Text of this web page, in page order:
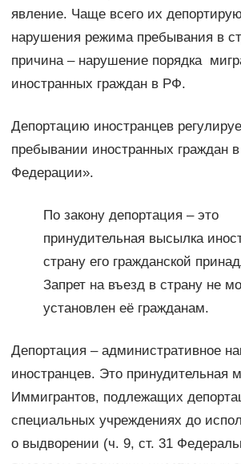
явление. Чаще всего их
нарушения режима пребывания в
причина – нарушение порядка
иностранных граждан в РФ.
Депортацию иностранцев
пребывании иностранных граждан
Федерации».
По закону депортация – это
принудительная высылка
страну его гражданской
Запрет на въезд в страну не
установлен её гражданам.
Депортация – административное
иностранцев. Это принудительная
Иммигрантов, подлежащих
специальных учреждениях до
о выдворении (ч. 9, ст. 31